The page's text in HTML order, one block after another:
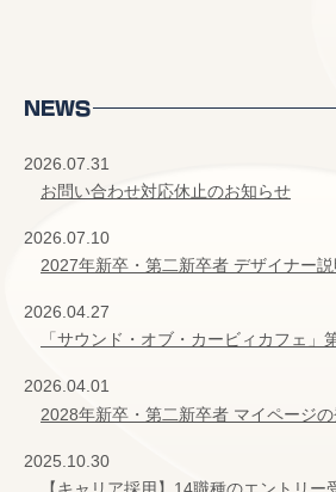
NEWS
2026.07.31
お問い合わせ対応休止のお知らせ
2026.07.10
2027年新卒・第二新卒者 デザイナー
2026.04.27
「サウンド・オブ・カービィカフェ
2026.04.01
2028年新卒・第二新卒者 マイページ
2025.10.30
【キャリア採用】14職種のエントリー